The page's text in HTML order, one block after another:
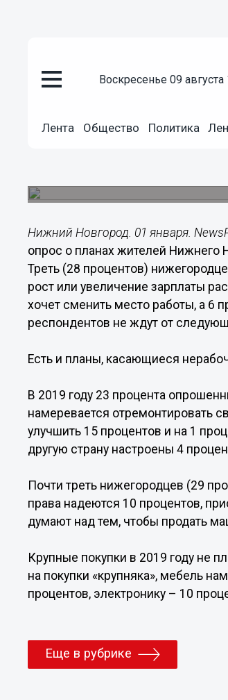
воскресенье 09 августа
Лента Общество Политика
01.01.201923:59
Нижний Новгород. 01 января.
опрос о планах жителей Нижнего
Треть (28 процентов)
рост или увеличение зарплаты
хочет сменить место работы, а 6
респондентов не ждут от
Есть и планы, касающиеся
В 2019 году 23 процента
намеревается отремонтировать
улучшить 15 процентов и на 1
другую страну настроены 4
Почти треть нижегородцев (29
права надеются 10 процентов,
думают над тем, чтобы продать
Крупные покупки в 2019 году не
на покупки «крупняка», мебель
процентов, электронику – 10
Еще в рубрике